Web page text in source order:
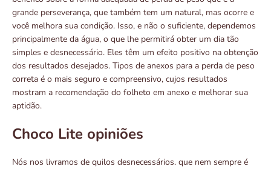
grande perseverança, que também tem um natural, mas ocorre e
você melhora sua condição. Isso, e não o suficiente, dependemos
principalmente da água, o que lhe permitirá obter um dia tão
simples e desnecessário. Eles têm um efeito positivo na obtenção
dos resultados desejados. Tipos de anexos para a perda de peso
correta é o mais seguro e compreensivo, cujos resultados
mostram a recomendação do folheto em anexo e melhorar sua
aptidão.
Choco Lite opiniões
Nós nos livramos de quilos desnecessários. que nem sempre é